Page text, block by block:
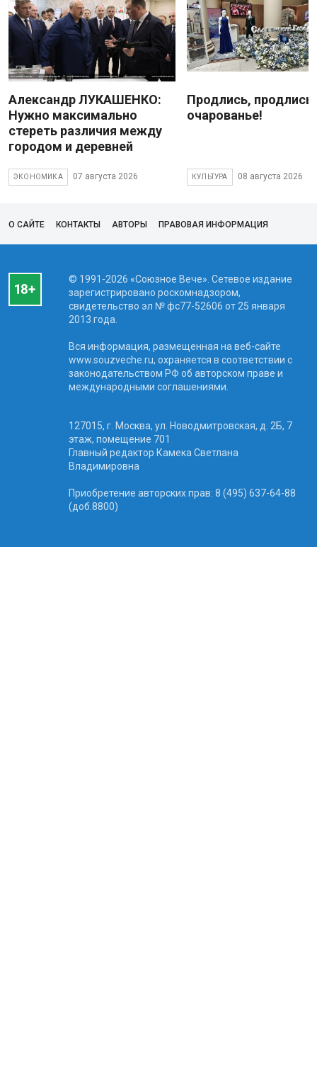
Александр ЛУКАШЕНКО:
Нужно максимально
стереть различия между
городом и деревней
ЭКОНОМИКА 07 августа 2026
Продлись, продлись
очарованье!
КУЛЬТУРА 08 августа 2026
О САЙТЕ КОНТАКТЫ АВТОРЫ ПРАВОВАЯ ИНФОРМАЦИЯ
© 1991-2026 «Союзное Вече». Сетевое издание
зарегистрировано роскомнадзором,
свидетельство эл № фc77-52606 от 25 января
2013 года.
Вся информация, размещенная на веб-сайте
www.souzveche.ru, охраняется в соответствии с
законодательством РФ об авторском праве и
международными соглашениями.
127015, г. Москва, ул. Новодмитровская, д. 2Б, 7
этаж, помещение 701
Главный редактор Камека Светлана
Владимировна
Приобретение авторских прав: 8 (495) 637-64-88
(доб.8800)